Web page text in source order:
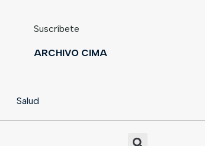
Suscríbete
ARCHIVO CIMA
Salud